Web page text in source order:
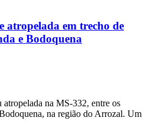
atropelada em trecho de
e Bodoquena
na MS-332, entre os
na região do Arrozal. Um